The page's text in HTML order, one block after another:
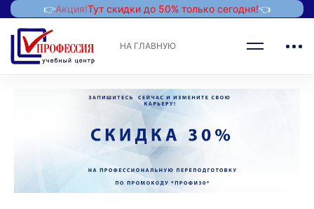
👉Акция!Тут скидки до 50% только сегодня!👈
НА ГЛАВНУЮ